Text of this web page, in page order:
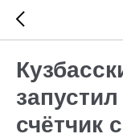
счётчик